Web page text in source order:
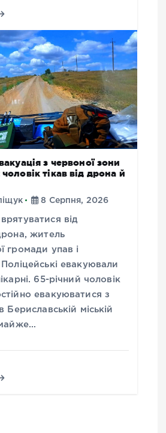
з червоної зони
тікав від дрона й
8 Серпня, 2026
від
житель
громади упав і
евакуювали
65-річний чоловік
евакуюватися з
Бериславській міській